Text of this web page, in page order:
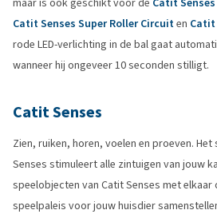
Catit Senses Super Roller Circuiten Catit
rode LED-verlichting in de bal gaat
wanneer hij ongeveer 10 seconden stilligt.
Catit Senses
Zien, ruiken, horen, voelen en proeven.
Senses stimuleert alle zintuigen van jouw
speelobjecten van Catit Senses met elkaar
speelpaleis voor jouw huisdier